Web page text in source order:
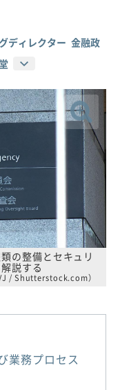
ディレクター 金融政
の整備とセキュリ
説する
/ Shutterstock.com）
業務プロセス